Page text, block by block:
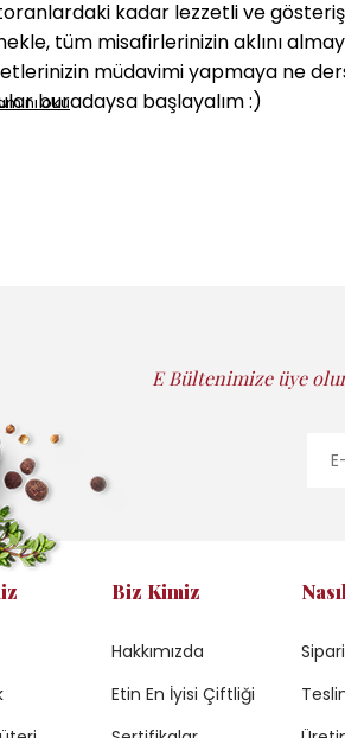
kadar lezzetli ve
tüm misafirlerinizin aklını
müdavimi yapmaya ne
buradaysa başlayalım :)
oku
E Bültenimize üye
Biz Kimiz
Hakkımızda
Etin En İyisi Çiftliği